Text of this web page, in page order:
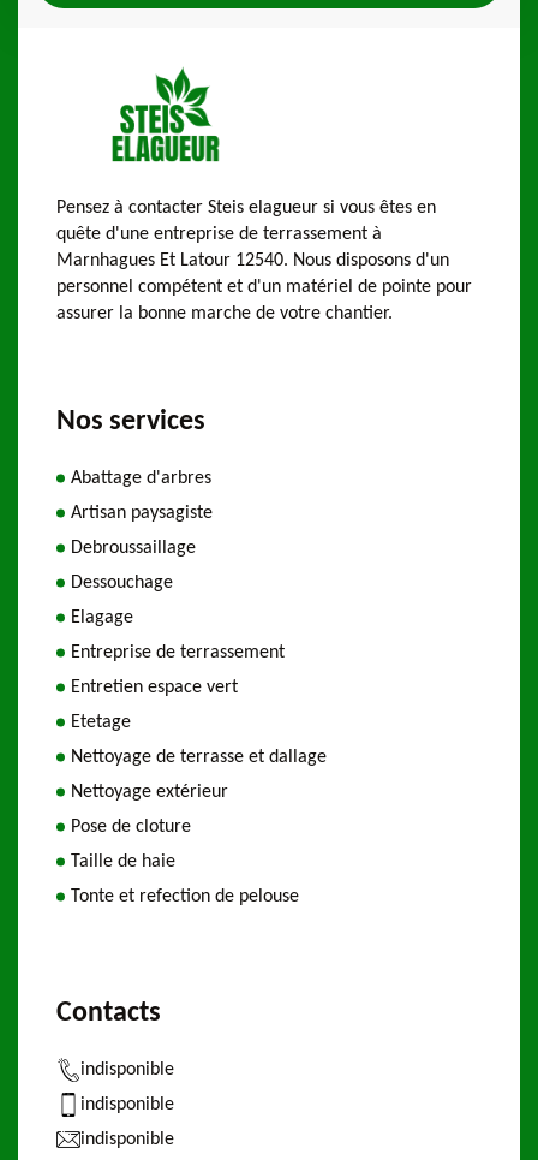
Pensez à contacter Steis elagueur si vous êtes en
quête d'une entreprise de terrassement à
Marnhagues Et Latour 12540. Nous disposons d'un
personnel compétent et d'un matériel de pointe pour
assurer la bonne marche de votre chantier.
Nos services
Abattage d'arbres
Artisan paysagiste
Debroussaillage
Dessouchage
Elagage
Entreprise de terrassement
Entretien espace vert
Etetage
Nettoyage de terrasse et dallage
Nettoyage extérieur
Pose de cloture
Taille de haie
Tonte et refection de pelouse
Contacts
indisponible
indisponible
indisponible